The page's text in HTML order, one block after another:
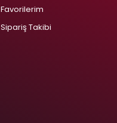
Favorilerim
Sipariş Takibi